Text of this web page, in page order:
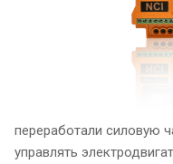
переработали силовую
управлять